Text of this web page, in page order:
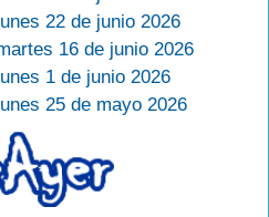
22 de junio 2026
16 de junio 2026
1 de junio 2026
25 de mayo 2026